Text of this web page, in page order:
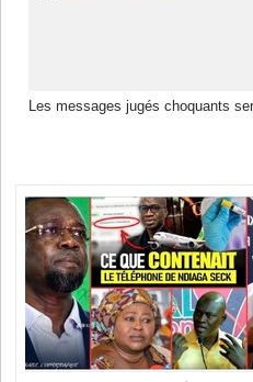
Les messages jugés choquants